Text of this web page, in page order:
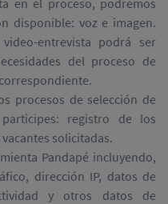
en el proceso, podremos
disponible: voz e imagen.
entrevista podrá ser
del proceso de
procesos de selección de
registro de los
solicitadas.
Pandapé incluyendo,
dirección IP, datos de
y otros datos de